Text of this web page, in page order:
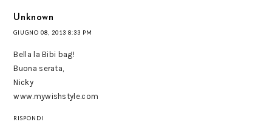
Unknown
GIUGNO 08, 2013 8:33 PM
Bella la Bibi bag!
Buona serata,
Nicky
www.mywishstyle.com
RISPONDI